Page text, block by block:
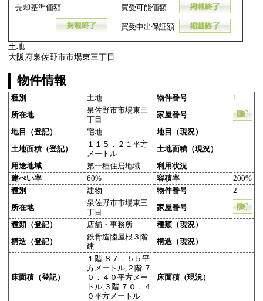
売却基準価額 買受可能価額
買受申出保証額
土地
大阪府泉佐野市市場東三丁目
物件情報
種別 土地 物件番号 1
所在地
泉佐野市市場東三
丁目
家屋番号
地目（登記） 宅地 地目（現況）
土地面積（登記）
１１５．２１平方
メートル
土地面積（現況）
用途地域 第一種住居地域
利用状況
建ぺい率
60% 容積率
200%
種別
建物 物件番号 2
所在地
泉佐野市市場東三
丁目
家屋番号
種類（登記） 店舗・事務所 種類（現況）
構造（登記）
鉄骨造陸屋根３階
建
構造（現況）
床面積（登記）
１階 ８７．５５平
方メートル,２階 ７
０．４０平方メー
トル,３階 ７０．４
０平方メートル
床面積（現況）